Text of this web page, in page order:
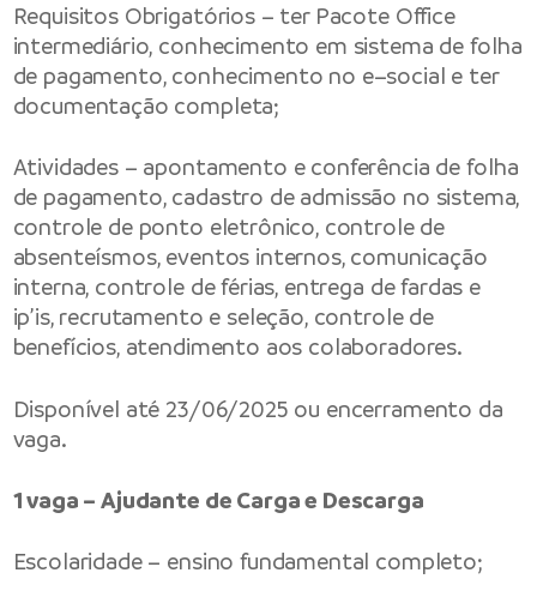
Requisitos Obrigatórios – ter Pacote Office
intermediário, conhecimento em sistema de folha
de pagamento, conhecimento no e–social e ter
documentação completa;
Atividades – apontamento e conferência de folha
de pagamento, cadastro de admissão no sistema,
controle de ponto eletrônico, controle de
absenteísmos, eventos internos, comunicação
interna, controle de férias, entrega de fardas e
ip’is, recrutamento e seleção, controle de
benefícios, atendimento aos colaboradores.
Disponível até 23/06/2025 ou encerramento da
vaga.
1 vaga – Ajudante de Carga e Descarga
Escolaridade – ensino fundamental completo;